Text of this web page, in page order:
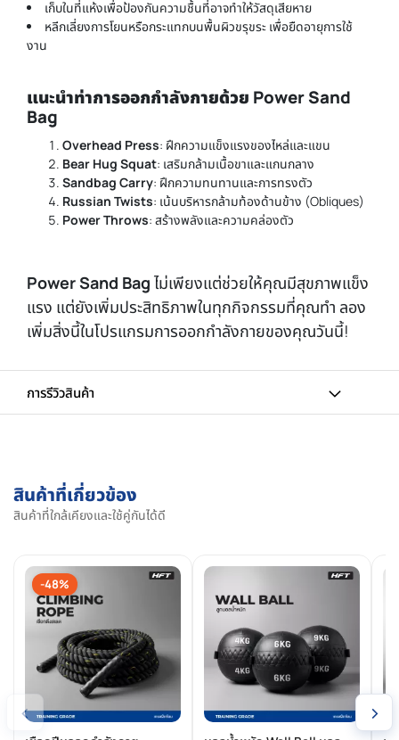
เก็บในที่แห้งเพื่อป้องกันความชื้นที่อาจทำให้วัสดุเสียหาย
หลีกเลี่ยงการโยนหรือกระแทกบนพื้นผิวขรุขระ เพื่อยืดอายุการใช้
งาน
แนะนำท่าการออกกำลังกายด้วย Power Sand
Bag
Overhead Press: ฝึกความแข็งแรงของไหล่และแขน
Bear Hug Squat: เสริมกล้ามเนื้อขาและแกนกลาง
Sandbag Carry: ฝึกความทนทานและการทรงตัว
Russian Twists: เน้นบริหารกล้ามท้องด้านข้าง (Obliques)
Power Throws: สร้างพลังและความคล่องตัว
Power Sand Bag ไม่เพียงแต่ช่วยให้คุณมีสุขภาพแข็ง
แรง แต่ยังเพิ่มประสิทธิภาพในทุกกิจกรรมที่คุณทำ ลอง
เพิ่มสิ่งนี้ในโปรแกรมการออกกำลังกายของคุณวันนี้!
การรีวิวสินค้า
สินค้าที่เกี่ยวข้อง
สินค้าที่ใกล้เคียงและใช้คู่กันได้ดี
‹
-48%
›